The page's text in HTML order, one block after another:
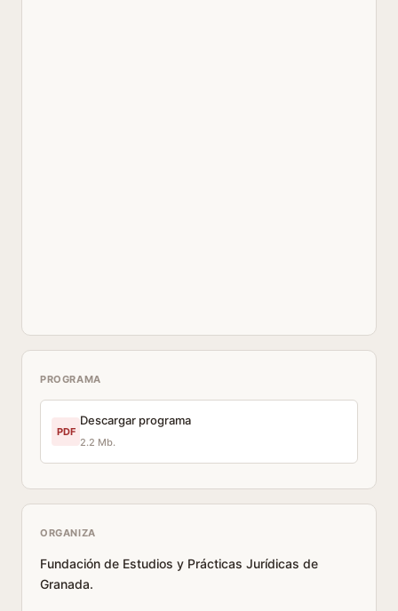
PROGRAMA
PDF
Descargar programa
2.2 Mb.
ORGANIZA
Fundación de Estudios y Prácticas Jurídicas de
Granada.